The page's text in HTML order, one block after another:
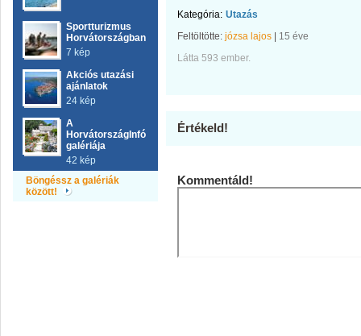
Sportturizmus
Horvátországban
7 kép
Akciós utazási
ajánlatok
24 kép
A
HorvátországInfó
galériája
42 kép
Böngéssz a galériák
között!
Kategória: Utazás
Feltöltötte: józsa lajos
15 éve
Látta 593 ember.
Értékeld!
Kommentáld!